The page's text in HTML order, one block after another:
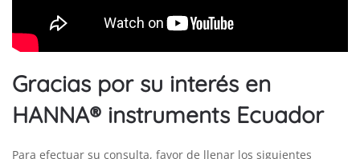
Gracias por su interés en
HANNA® instruments Ecuador
Para efectuar su consulta, favor de llenar los siguientes